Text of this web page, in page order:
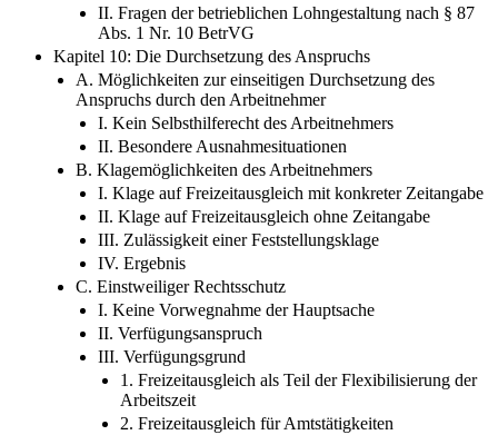
II. Fragen der betrieblichen Lohngestaltung nach § 87
Abs. 1 Nr. 10 BetrVG
Kapitel 10: Die Durchsetzung des Anspruchs
A. Möglichkeiten zur einseitigen Durchsetzung des
Anspruchs durch den Arbeitnehmer
I. Kein Selbsthilferecht des Arbeitnehmers
II. Besondere Ausnahmesituationen
B. Klagemöglichkeiten des Arbeitnehmers
I. Klage auf Freizeitausgleich mit konkreter Zeitangabe
II. Klage auf Freizeitausgleich ohne Zeitangabe
III. Zulässigkeit einer Feststellungsklage
IV. Ergebnis
C. Einstweiliger Rechtsschutz
I. Keine Vorwegnahme der Hauptsache
II. Verfügungsanspruch
III. Verfügungsgrund
1. Freizeitausgleich als Teil der Flexibilisierung der
Arbeitszeit
2. Freizeitausgleich für Amtstätigkeiten